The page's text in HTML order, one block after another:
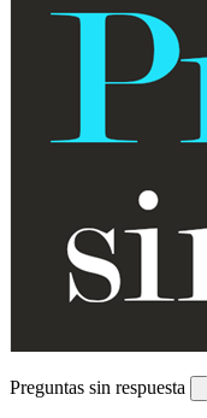
Preguntas sin respuesta